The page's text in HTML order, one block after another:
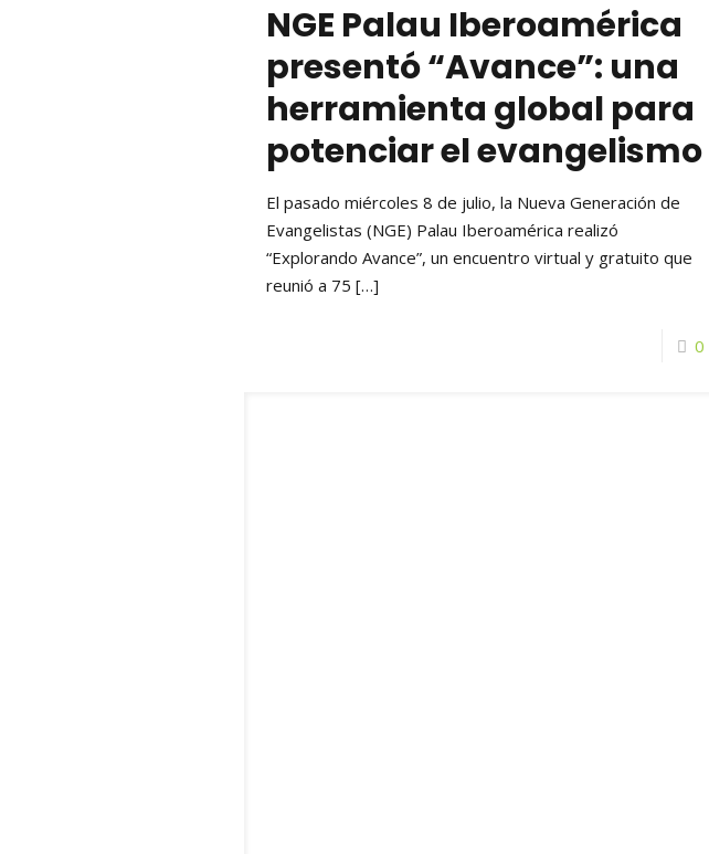
NGE Palau Iberoamérica
presentó “Avance”: una
herramienta global para
potenciar el evangelismo
El pasado miércoles 8 de julio, la Nueva Generación de
Evangelistas (NGE) Palau Iberoamérica realizó
“Explorando Avance”, un encuentro virtual y gratuito que
reunió a 75 […]
0